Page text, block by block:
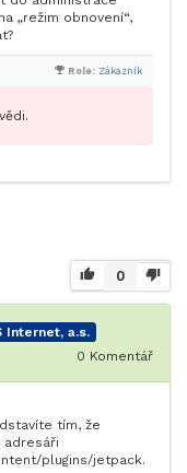
„režim obnovení“,
Role: Zákazník
0
Internet, a.s.
0 Komentář
tím, že
adresáři
plugins/jetpack.